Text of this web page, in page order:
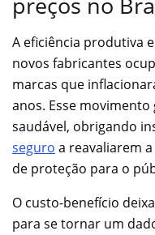
A eficiência produtiva
novos fabricantes
marcas que
anos. Esse
saudável, obrigando
seguro a reavaliarem
de proteção para o
O custo-benefício
para se tornar um